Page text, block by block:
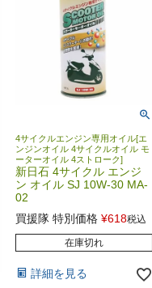
4サイクルエンジン専用オイル[エ
ンジンオイル 4サイクルオイル モ
ーターオイル 4ストローク]
新日石 4サイクル エンジ
ン オイル SJ 10W-30 MA-
02
買援隊 特別価格 ¥618税込
在庫切れ
詳細を見る